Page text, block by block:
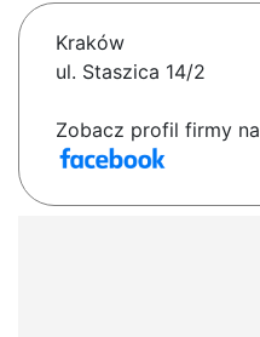
Kraków
ul. Staszica 14/2
Zobacz profil firmy na